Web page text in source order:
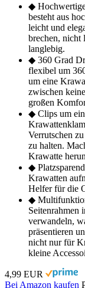
◆
besteht aus
leicht und
brechen, nicht
langlebig.
◆ 360 Grad
flexibel um
um eine
zwischen
großen
◆ Clips um
Verrutschen
zu halten.
Krawatte
◆
Krawatten
Helfer für die
◆
Seitenrahmen
verwandeln,
präsentieren
nicht nur für
kleine
4,99 EUR
Bei Amazon kaufen